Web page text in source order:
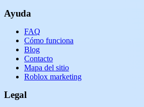
Ayuda
FAQ
Cómo funciona
Blog
Contacto
Mapa del sitio
Roblox marketing
Legal